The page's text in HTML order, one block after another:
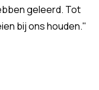
geleerd. Tot
bij ons houden."